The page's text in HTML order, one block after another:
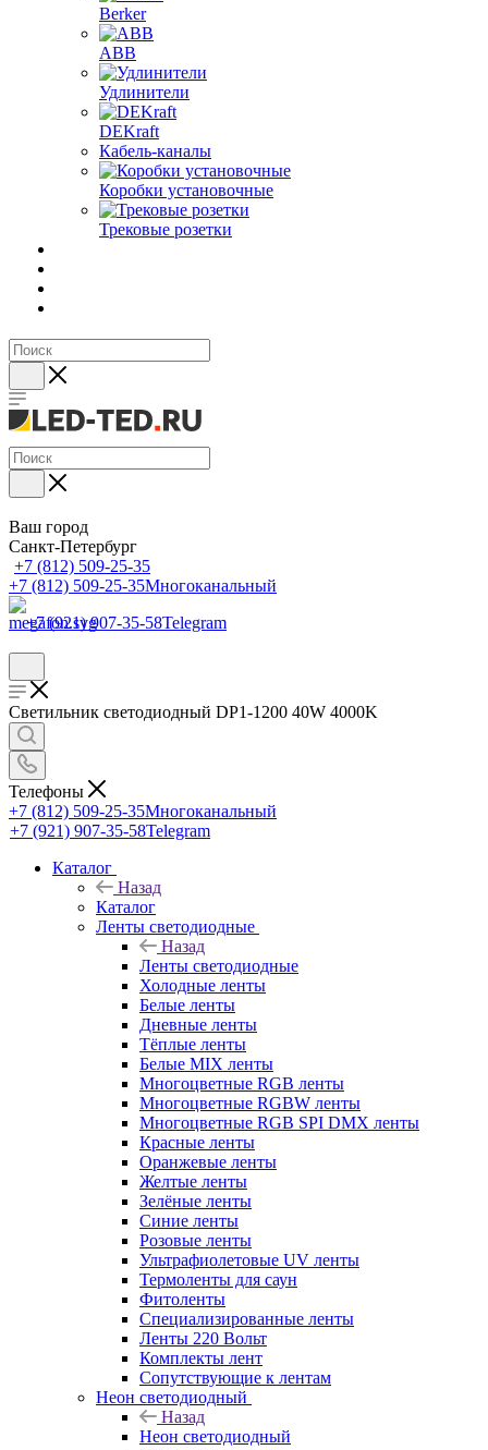
Berker
ABB
Удлинители
DEKraft
Кабель-каналы
Коробки установочные
Трековые розетки
Ваш город
Санкт-Петербург
+7 (812) 509-25-35
+7 (812) 509-25-35Многоканальный
+7 (921) 907-35-58Telegram
Светильник светодиодный DP1-1200 40W 4000K
Телефоны
+7 (812) 509-25-35Многоканальный
+7 (921) 907-35-58Telegram
Каталог
Назад
Каталог
Ленты светодиодные
Назад
Ленты светодиодные
Холодные ленты
Белые ленты
Дневные ленты
Тёплые ленты
Белые MIX ленты
Многоцветные RGB ленты
Многоцветные RGBW ленты
Многоцветные RGB SPI DMX ленты
Красные ленты
Оранжевые ленты
Желтые ленты
Зелёные ленты
Синие ленты
Розовые ленты
Ультрафиолетовые UV ленты
Термоленты для саун
Фитоленты
Специализированные ленты
Ленты 220 Вольт
Комплекты лент
Сопутствующие к лентам
Неон светодиодный
Назад
Неон светодиодный